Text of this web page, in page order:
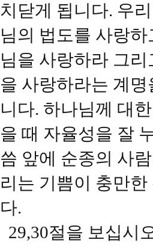
치닫게 됩니다. 우
님의 법도를 사랑
님을 사랑하라 그
을 사랑하라는 계
니다. 하나님께 대
을 때 자율성을 잘
씀 앞에 순종의 사
리는 기쁨이 충만
다.
29,30절을 보십시